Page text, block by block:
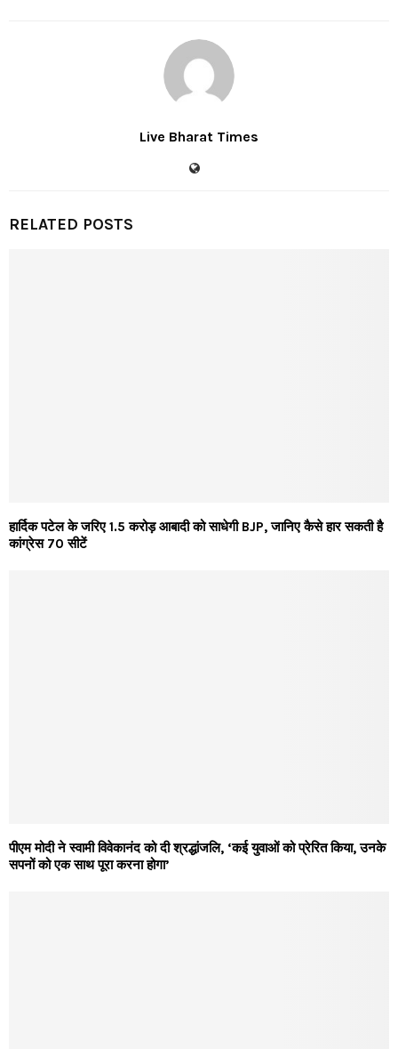
Live Bharat Times
RELATED POSTS
हार्दिक पटेल के जरिए 1.5 करोड़ आबादी को साधेगी BJP, जानिए कैसे हार सकती है
कांग्रेस 70 सीटें
पीएम मोदी ने स्वामी विवेकानंद को दी श्रद्धांजलि, ‘कई युवाओं को प्रेरित किया, उनके
सपनों को एक साथ पूरा करना होगा’